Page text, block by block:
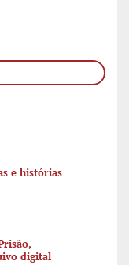
e histórias
digital